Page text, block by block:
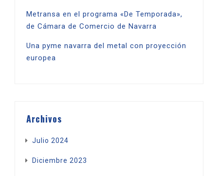
Metransa en el programa «De Temporada»,
de Cámara de Comercio de Navarra
Una pyme navarra del metal con proyección
europea
Archivos
Julio 2024
Diciembre 2023